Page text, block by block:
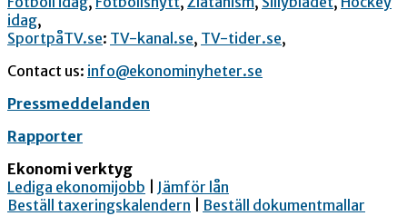
idag,
SportpåTV.se: TV-kanal.se, TV-tider.se,
Contact us: info@ekonominyheter.se
Pressmeddelanden
Rapporter
Ekonomi verktyg
Lediga ekonomijobb
Jämför lån
Beställ taxeringskalendern
Beställ dokumentmallar